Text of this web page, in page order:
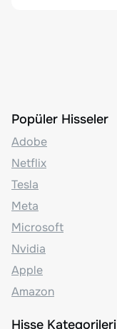
Popüler Hisseler
Adobe
Netflix
Tesla
Meta
Microsoft
Nvidia
Apple
Amazon
Hisse Kategorileri